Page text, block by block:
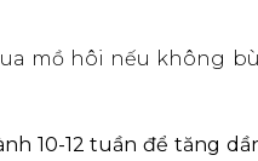
mồ hôi nếu không
10-12 tuần để tăng